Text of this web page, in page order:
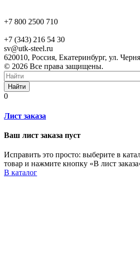
+7 800 2500 710
+7 (343) 216 54 30
sv@utk-steel.ru
620010, Россия, Екатеринбург, ул.
© 2026 Все права защищены.
Найти
0
Лист заказа
Ваш лист заказа пуст
Исправить это просто: выберите в
товар и нажмите кнопку «В лист
В каталог